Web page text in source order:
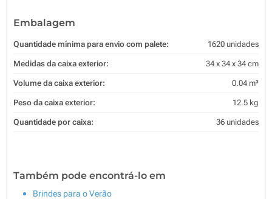
Embalagem
Quantidade mínima para envio com palete: 1620 unidades
Medidas da caixa exterior: 34 x 34 x 34 cm
Volume da caixa exterior: 0.04 m³
Peso da caixa exterior: 12.5 kg
Quantidade por caixa: 36 unidades
Também pode encontrá-lo em
Brindes para o Verão